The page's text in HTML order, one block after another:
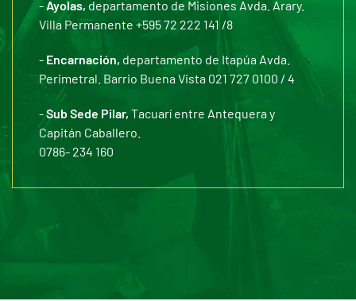
-Ayolas, departamento de Misiones Avda. Arary.
Villa Permanente +595 72 222 141 /8
- Encarnación, departamento de Itapúa Avda.
Perimetral. Barrio Buena Vista 021 727 0100 / 4
-Sub Sede Pilar, Tacuarí entre Antequera y
Capitán Caballero.
0786- 234 160